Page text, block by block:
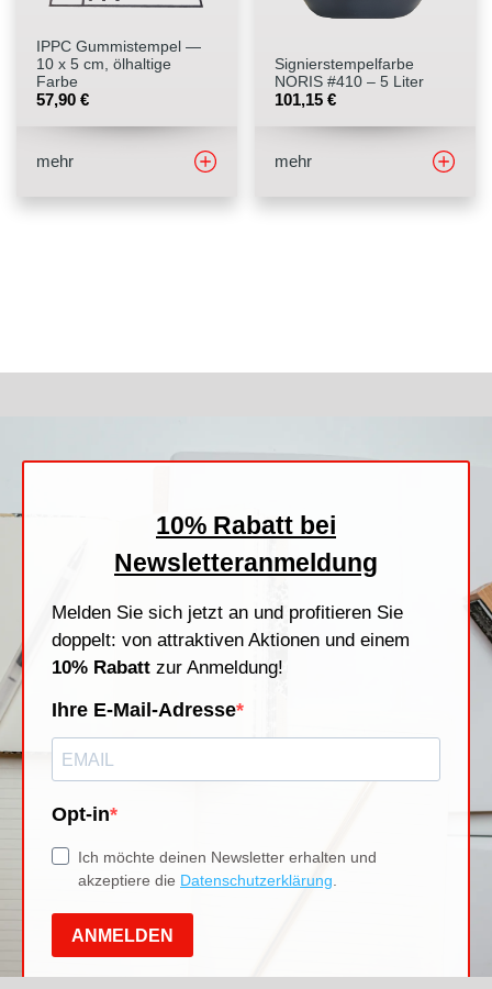
IPPC Gummistempel —
10 x 5 cm, ölhaltige
Farbe
57,90 €
mehr
Signierstempelfarbe
NORIS #410 – 5 Liter
101,15€
mehr